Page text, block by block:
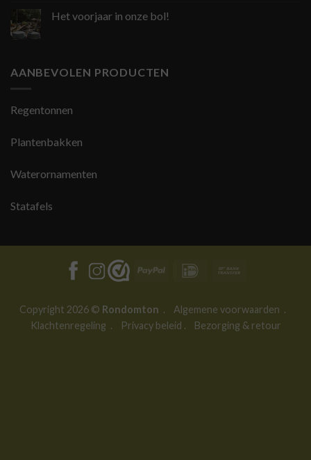
Het voorjaar in onze bol!
AANBEVOLEN PRODUCTEN
Regentonnen
Plantenbakken
Waterornamenten
Statafels
PayPal IDeal
Copyright 2026 © Rondomton . Algemene voorwaarden .
Klachtenregeling . Privacy beleid . Bezorging & retour